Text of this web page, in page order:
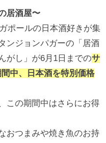
居酒屋〜
ポールの日本酒好きが集
ンジョンパガーの「居酒
がし」が6月1日までのサ
中、日本酒を特別価格
この期間中はさらにお得
おつまみや焼き魚のお持